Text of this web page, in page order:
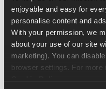
enjoyable and easy for
personalise content and
With your permission, we
about your use of our site
marketing). You can
Alza il braccio e la gamba
rimangano il più dritti possibile.
Durante l'esercizio è
colonna vertebrale, guardando
espirare mentre si sollevano il